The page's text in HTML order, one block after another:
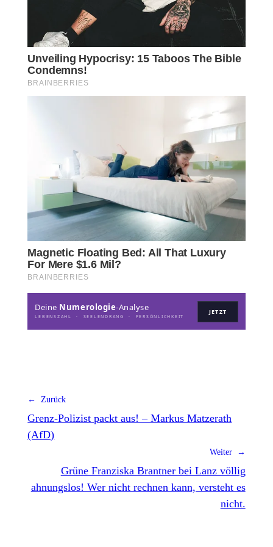
Deine Numerologie-Analyse
LEBENSZAHL · SEELENDRANG · PERSÖNLICHKEIT
JETZT
← Zurück
Grenz-Polizist packt aus! – Markus Matzerath
(AfD)
Weiter →
Grüne Franziska Brantner bei Lanz völlig
ahnungslos! Wer nicht rechnen kann, versteht es
nicht.